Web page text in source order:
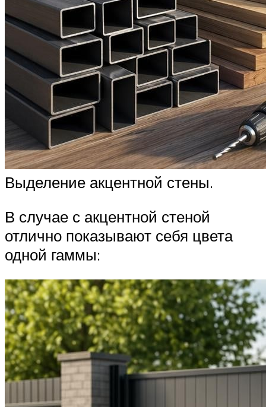
Выделение акцентной стены.
В случае с акцентной стеной
отлично показывают себя цвета
одной гаммы: